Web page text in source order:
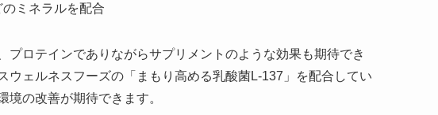
ミネラルを配合
プロテインでありながらサプリメントのような効果も期待でき
ウェルネスフーズの「まもり高める乳酸菌L-137」を配合してい
境の改善が期待できます。